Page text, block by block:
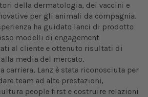
della dermatologia, dei vaccini e
per gli animali da compagnia.
ha guidato lanci di prodotto
modelli di engagement
al cliente e ottenuto risultati di
media del mercato.
carriera, Lanz è stata riconosciuta per
team ad alte prestazioni,
people first e costruire relazioni